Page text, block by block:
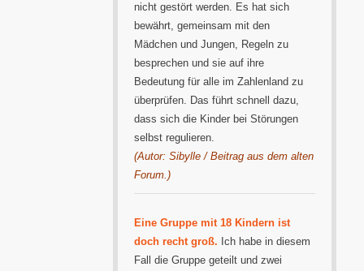
nicht gestört werden. Es hat sich
bewährt, gemeinsam mit den
Mädchen und Jungen, Regeln zu
besprechen und sie auf ihre
Bedeutung für alle im Zahlenland zu
überprüfen. Das führt schnell dazu,
dass sich die Kinder bei Störungen
selbst regulieren.
(Autor: Sibylle / Beitrag aus dem alten
Forum.)
Eine Gruppe mit 18 Kindern ist
doch recht groß. Ich habe in diesem
Fall die Gruppe geteilt und zwei